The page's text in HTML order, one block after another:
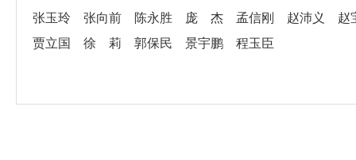
张玉玲
张向前 陈永胜 庞 杰 孟信刚 赵沛义
赵
贾立国
徐 莉 郭保民 景宇鹏 程玉臣